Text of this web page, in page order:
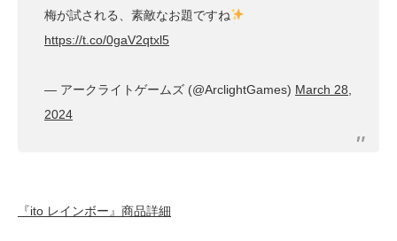
梅が試される、素敵なお題ですね
https://t.co/0gaV2qtxl5
— アークライトゲームズ (@ArclightGames) March 28,
2024
『ito レインボー』商品詳細